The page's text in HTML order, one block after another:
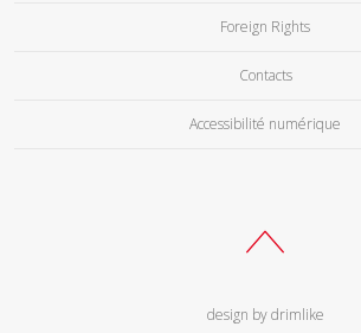
Foreign Rights
Contacts
Accessibilité numérique
design by drimlike